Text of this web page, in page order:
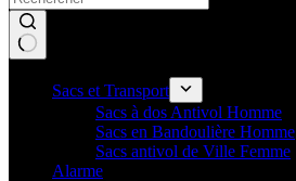
Sacs et Transport
Sacs à dos Antivol Homme
Sacs en Bandoulière Homme
Sacs antivol de Ville Femme
Alarme